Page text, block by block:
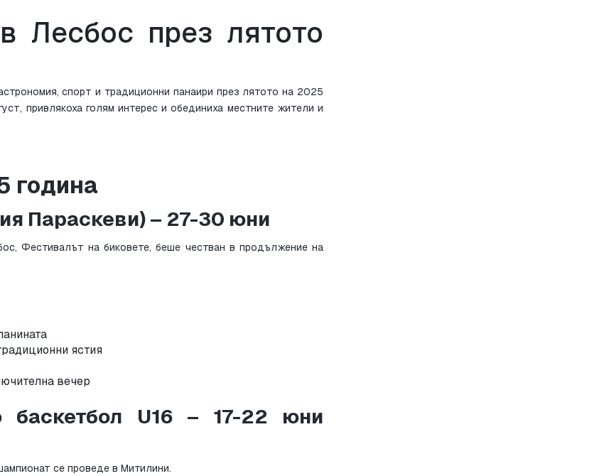
Лесбос през лятото
спорт и традиционни панаири през лятото на 2025
привлякоха голям интерес и обединиха местните жители и
година
Параскеви) – 27-30 юни
Фестивалът на биковете, беше честван в продължение на
ястия
вечер
баскетбол U16 – 17-22 юни
се проведе в Митилини.